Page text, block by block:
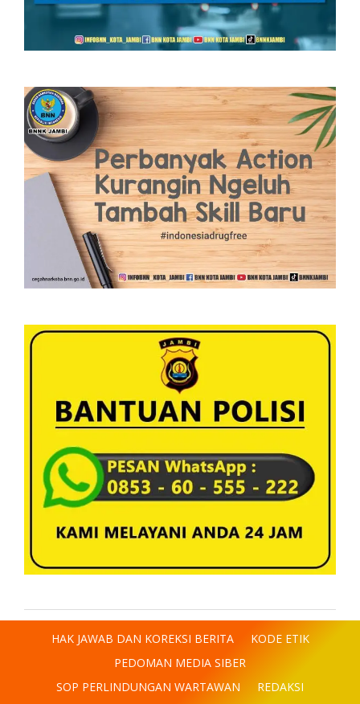
HAK JAWAB DAN KOREKSI BERITA
KODE ETIK
PEDOMAN MEDIA SIBER
SOP PERLINDUNGAN WARTAWAN
REDAKSI